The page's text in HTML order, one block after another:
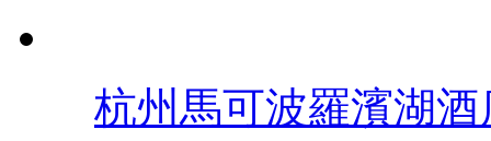
杭州馬可波羅濱湖